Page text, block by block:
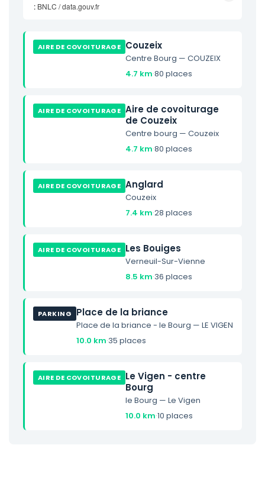
: BNLC / data.gouv.fr
AIRE DE COVOITURAGE Couzeix
Centre Bourg — COUZEIX
4.7 km·80 places
AIRE DE COVOITURAGE Aire de covoiturage
de Couzeix
Centre bourg — Couzeix
4.7 km·80 places
AIRE DE COVOITURAGE Anglard
Couzeix
7.4 km·28 places
AIRE DE COVOITURAGE Les Bouiges
Verneuil-Sur-Vienne
8.5 km·36 places
PARKING Place de la briance
Place de la briance - le Bourg — LE VIGEN
10.0 km·35 places
AIRE DE COVOITURAGE Le Vigen - centre
Bourg
le Bourg — Le Vigen
10.0 km·10 places